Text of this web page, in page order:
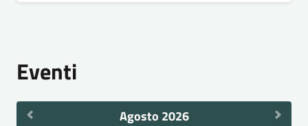
Eventi
Agosto 2026